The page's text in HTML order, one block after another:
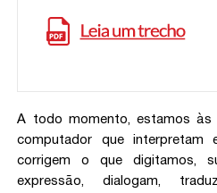
A todo momento, estamos
computador que
corrigem o que digitamos,
expressão, dialogam,